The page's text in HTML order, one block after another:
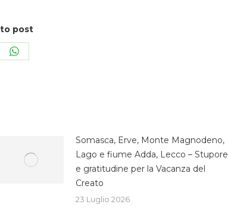
post
Condividi
Somasca, Erve, Monte Magnodeno,
Lago e fiume Adda, Lecco – Stupore
e gratitudine per la Vacanza del
Creato
23 Luglio 2026